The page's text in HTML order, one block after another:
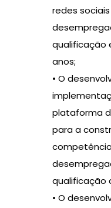
redes
qualificação
anos;
• O
plataforma
para a
qualificação
• O